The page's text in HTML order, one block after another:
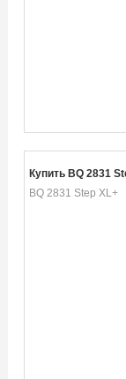
Купить BQ 2831
BQ 2831 Step XL+